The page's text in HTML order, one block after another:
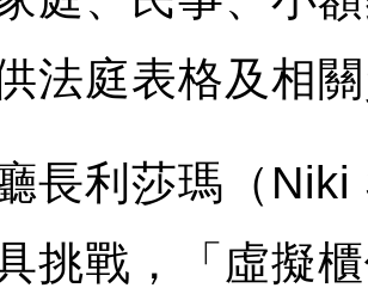
法庭表格及相
長利莎瑪（
挑戰，「虛擬